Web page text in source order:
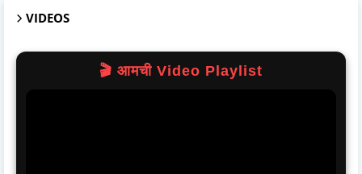
VIDEOS
🎬 आमची Video Playlist